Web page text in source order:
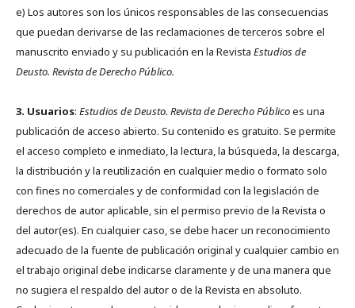
e) Los autores son los únicos responsables de las consecuencias
que puedan derivarse de las reclamaciones de terceros sobre el
manuscrito enviado y su publicación en la Revista Estudios de
Deusto. Revista de Derecho Público.
3. Usuarios: Estudios de Deusto. Revista de Derecho Públicoes una
publicación de acceso abierto. Su contenido es gratuito. Se permite
el acceso completo e inmediato, la lectura, la búsqueda, la descarga,
la distribución y la reutilización en cualquier medio o formato solo
con fines no comerciales y de conformidad con la legislación de
derechos de autor aplicable, sin el permiso previo de la Revista o
del autor(es). En cualquier caso, se debe hacer un reconocimiento
adecuado de la fuente de publicación original y cualquier cambio en
el trabajo original debe indicarse claramente y de una manera que
no sugiera el respaldo del autor o de la Revista en absoluto.